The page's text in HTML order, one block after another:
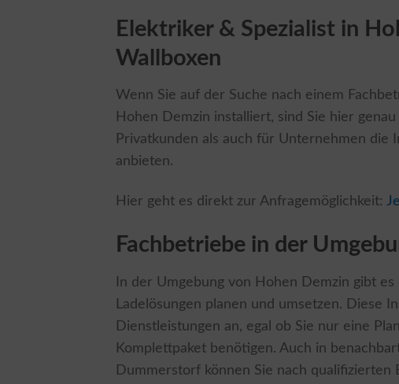
Elektriker & Spezialist in
Wallboxen
Wenn Sie auf der Suche nach einem
Hohen Demzin installiert, sind Sie hier
Privatkunden als auch für Unternehmen die
anbieten.
Hier geht es direkt zur Anfragemöglichkeit:
Fachbetriebe in der
In der Umgebung von Hohen Demzin gibt
Ladelösungen planen und umsetzen. Diese
Dienstleistungen an, egal ob Sie nur eine
Komplettpaket benötigen. Auch in
Dummerstorf können Sie nach